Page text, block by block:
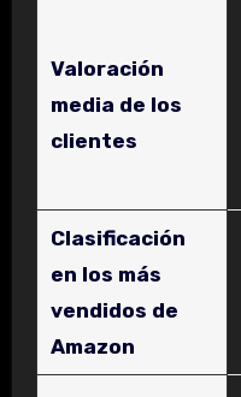
Valoración
media de los
clientes
Clasificación
en los más
vendidos de
Amazon